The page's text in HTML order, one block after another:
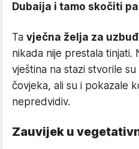
Dubaija i tamo skočiti
Ta vječna želja za
nikada nije prestala tinjati.
vještina na stazi stvorile
čovjeka, ali su i pokazale
nepredvidiv.
Zauvijek u